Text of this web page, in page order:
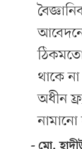
থাকে
অধীন